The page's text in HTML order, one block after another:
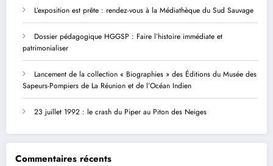
L’exposition est prête : rendez-vous à la Médiathèque du Sud Sauvage
Dossier pédagogique HGGSP : Faire l’histoire immédiate et
patrimonialiser
Lancement de la collection « Biographies » des Éditions du Musée des
Sapeurs-Pompiers de La Réunion et de l’Océan Indien
23 juillet 1992 : le crash du Piper au Piton des Neiges
Commentaires récents